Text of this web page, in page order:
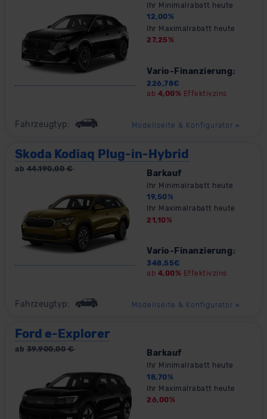
Ihr Minimalrabatt heute
12,00%
Ihr Maximalrabatt heute
27,25%
Vario-Finanzierung 2
226,78€
ab 4,00% Effektivzins
Fahrzeugtyp: Modellseite & Konfigurator »
Skoda Kodiaq Plug-in-Hybrid
ab 44.190,00€ Barkauf
Ihr Minimalrabatt heute
19,50%
Ihr Maximalrabatt heute
21,10%
Vario-Finanzierung2
348,55€
ab 4,00% Effektivzins
Fahrzeugtyp: Modellseite & Konfigurator »
Ford e-Explorer
ab 39.900,00€ Barkauf
Ihr Minimalrabatt heute
18,70%
Ihr Maximalrabatt heute
26,00%